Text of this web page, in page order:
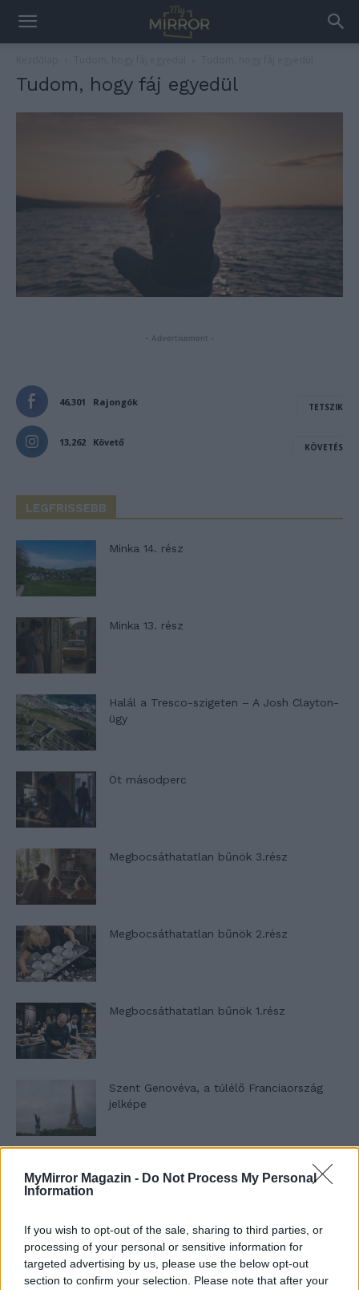
MyMirror Magazin - Do Not Process My Personal
Information
If you wish to opt-out of the sale, sharing to third parties, or
processing of your personal or sensitive information for
targeted advertising by us, please use the below opt-out
section to confirm your selection. Please note that after your
Tudom, hogy fáj egyedül
- Advertisement -
46,301 Rajongók TETSZIK
13,262 Követő KÖVETÉS
LEGFRISSEBB
Minka 14. rész
Minka 13. rész
Halál a Tresco-szigeten – A Josh Clayton-
ügy
Öt másodperc
Megbocsáthatatlan bűnök 3.rész
Megbocsáthatatlan bűnök 2.rész
Megbocsáthatatlan bűnök 1.rész
Szent Genovéva, a túlélő Franciaország
jelképe
Minka 11. rész